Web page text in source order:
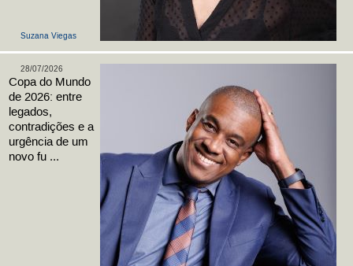
Suzana Viegas
28/07/2026
Copa do Mundo
de 2026: entre
legados,
contradições e a
urgência de um
novo fu ...